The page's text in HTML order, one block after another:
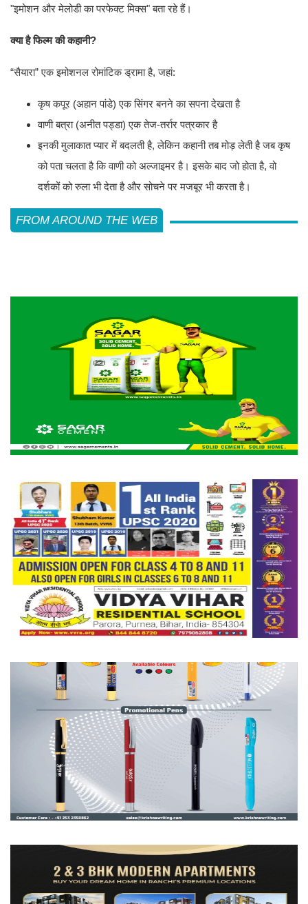
"इमोशन और मेलोडी का परफेक्ट मिक्स" बता रहे हैं।
क्या है फिल्म की कहानी?
“सैयारा” एक इमोशनल रोमांटिक ड्रामा है, जहां:
कृष कपूर (अहान पांडे) एक सिंगर बनने का सपना देखता है
वाणी बत्रा (अनीत पड्डा) एक तेज-तर्रार पत्रकार है
इनकी मुलाकात प्यार में बदलती है, लेकिन कहानी तब मोड़ लेती है जब कृष
को पता चलता है कि वाणी को अल्जाइमर है। इसके बाद जो होता है, वो
दर्शकों को रुला भी देता है और सोचने पर मजबूर भी करता है।
FROM AROUND THE WEB